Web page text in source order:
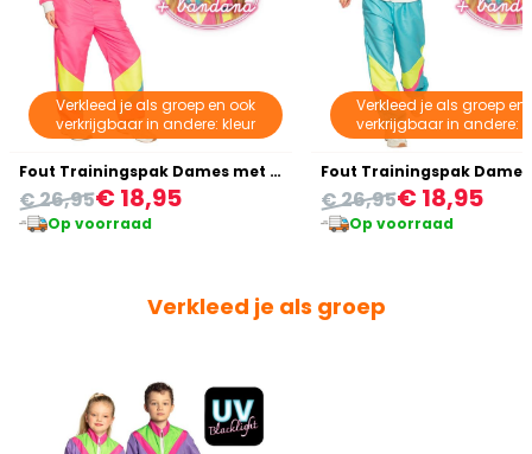
Verkleed je als groep en ook
verkrijgbaar in andere: kleur
Fout Trainingspak Dames met Zakken Roze
€ 18,95
€ 26,95
Op voorraad
Verkleed je als groep en
verkrijgbaar in andere:
€ 18,95
€ 26,95
Op voorraad
Verkleed je als groep